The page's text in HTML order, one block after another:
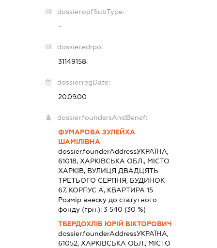
dossier.opfSubType:
-
dossier.edrpo:
31149158
dossier.regDate:
20.09.00
dossier.foundersAndBenef:
ФУМАРОВА ЗУЛЕЙХА
ШАМІЛІВНА
dossier.founderAddressУКРАЇНА,
61018, ХАРКІВСЬКА ОБЛ., МІСТО
ХАРКІВ, ВУЛИЦЯ ДВАДЦЯТЬ
ТРЕТЬОГО СЕРПНЯ, БУДИНОК
67, КОРПУС А, КВАРТИРА 15
Розмір внеску до статутного
фонду (грн.): 3 540 (30 %)
ТВЕРДОХЛІБ ЮРІЙ ВІКТОРОВИЧ
dossier.founderAddressУКРАЇНА,
61052, ХАРКІВСЬКА ОБЛ., МІСТО